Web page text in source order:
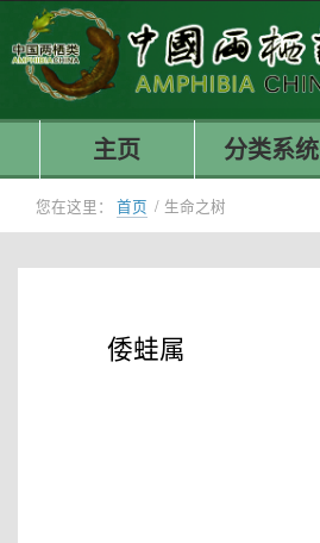
主页 分类系统
您在这里： 首页 / 生命之树
倭蛙属